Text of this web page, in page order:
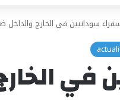
سودانيين في الخارج والداخل
في